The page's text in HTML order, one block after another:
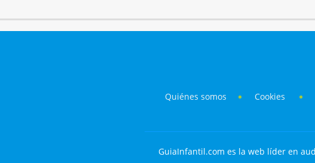
Quiénes somos Cookies
GuiaInfantil.com es la web líder en